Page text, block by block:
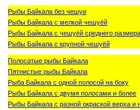
Рыбы Байкала без чешуи
Рыбы Байкала с мелкой чешуёй
Рыбы Байкала с чешуёй среднего размера
Рыбы Байкала с крупной чешуёй
Полосатые рыбы Байкала
Пятнистые рыбы Байкала
Рыба Байкала с одной полосой на боку
Рыбы Байкала с двумя полосами и более
Рыбы Байкала с разной окраской верха и